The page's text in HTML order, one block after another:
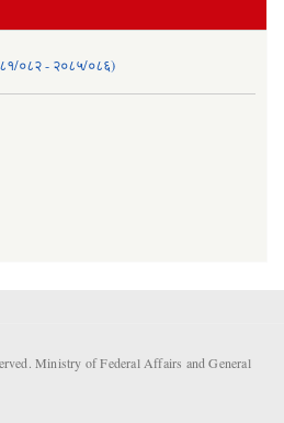
०८२ - २०८५/०८६)
Ministry of Federal Affairs and General